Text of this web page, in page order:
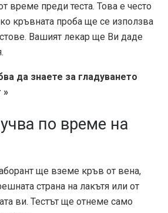
време преди теста. Това е често
кръвната проба ще се използва
Вашият лекар ще Ви даде
да знаете за гладуването
»
по време на
ще вземе кръв от вена,
страна на лакътя или от
ви. Тестът ще отнеме само